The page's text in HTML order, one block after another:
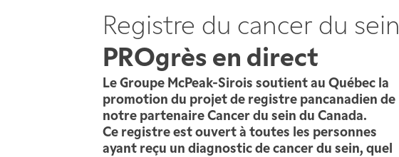
Registre du cancer du sein
PROgrès en direct
Le Groupe McPeak-Sirois soutient au Québec la
promotion du projet de registre pancanadien de
notre partenaire Cancer du sein du Canada.
Ce registre est ouvert à toutes les personnes
ayant reçu un diagnostic de cancer du sein, quel